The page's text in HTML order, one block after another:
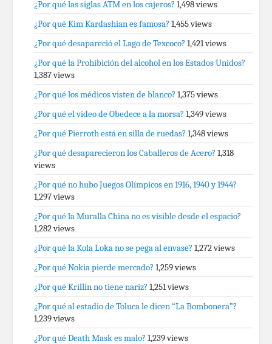
¿Por qué las siglas ATM en los cajeros? 1,498 views
¿Por qué Kim Kardashian es famosa? 1,455 views
¿Por qué desapareció el Lago de Texcoco? 1,421 views
¿Por qué la Prohibición del alcohol en los Estados Unidos?
1,387 views
¿Por qué los médicos visten de blanco? 1,375 views
¿Por qué el video de Obedece a la morsa? 1,349 views
¿Por qué Pierroth está en silla de ruedas? 1,348 views
¿Por qué desaparecieron los Caballeros de Acero? 1,318
views
¿Por qué no hubo Juegos Olímpicos en 1916, 1940 y 1944?
1,297 views
¿Por qué la Muralla China no es visible desde el espacio?
1,282 views
¿Por qué la Kola Loka no se pega al envase? 1,272 views
¿Por qué Nokia pierde mercado? 1,259 views
¿Por qué Krillin no tiene nariz? 1,251 views
¿Por qué al estadio de Toluca le dicen “La Bombonera”?
1,239 views
¿Por qué Death Mask es malo? 1,239 views